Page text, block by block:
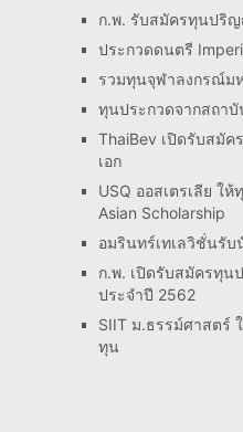
ก.พ. รับสมัครทุนปริ
ประกวดดนตรี
รวมทุนจุฬาลงกรณ์ม
ทุนประกวดจากสถาบั
ThaiBev เปิดรับสมั
เอก
USQ ออสเตรเลีย ใ
Asian Scholarship
อมรินทร์เทเลวิชั่นรับ
ก.พ. เปิดรับสมัครทุน
ประจำปี 2562
SIIT ม.ธรรม์ศาสตร์
ทุน